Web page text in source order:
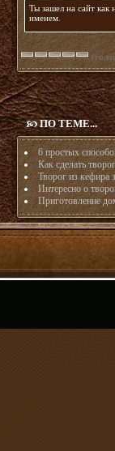
Ты зашел на сайт как
именем
ПО ТЕМЕ...
6 простых
Как сделать
Творог из кефира
Интересно о
Приготовление